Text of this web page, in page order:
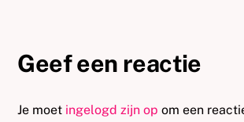
Geef een reactie
Je moet ingelogd zijn op om een